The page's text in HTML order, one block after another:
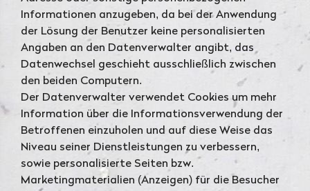
Informationen anzugeben, da bei der Anwendung
der Lösung der Benutzer keine personalisierten
Angaben an den Datenverwalter angibt, das
Datenwechsel geschieht ausschließlich zwischen
den beiden Computern.
Der Datenverwalter verwendet Cookies um mehr
Information über die Informationsverwendung der
Betroffenen einzuholen und auf diese Weise das
Niveau seiner Dienstleistungen zu verbessern,
sowie personalisierte Seiten bzw.
Marketingmaterialien (Anzeigen) für die Besucher